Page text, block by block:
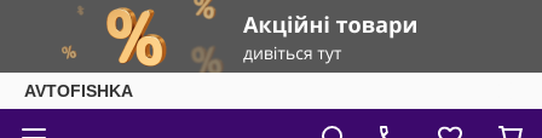
AVTOFISHKA